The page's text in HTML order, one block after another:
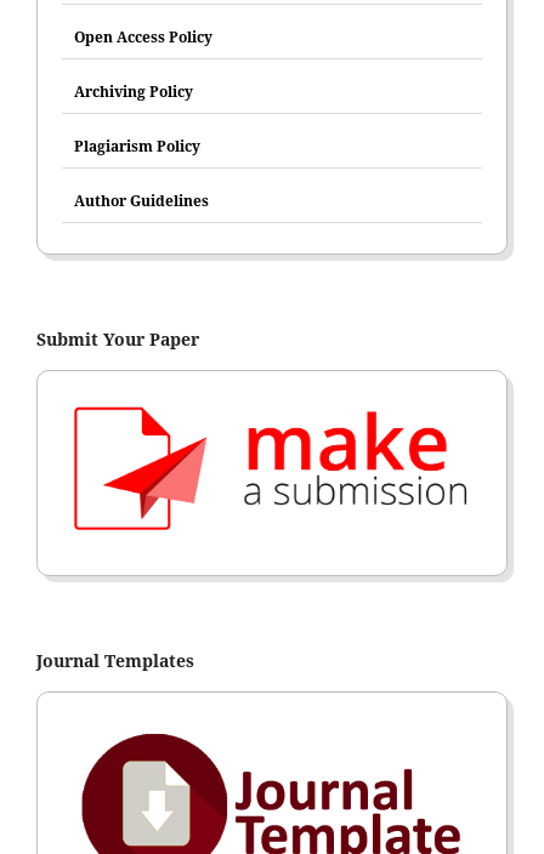
Open Access Policy
Archiving Policy
Plagiarism Policy
Author Guidelines
Submit Your Paper
Journal Templates